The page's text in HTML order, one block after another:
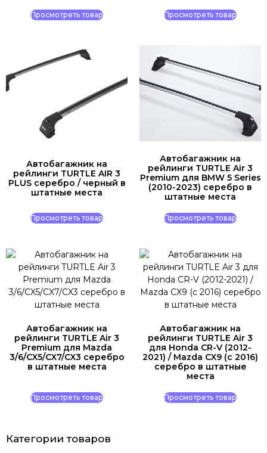
Категории товаров
Просмотреть товар Просмотреть товар
Автобагажник на
рейлинги TURTLE AIR 3
PLUS серебро / черный в
штатные места
Просмотреть товар
Автобагажник на
рейлинги TURTLE Air 3
Premium для BMW 5 Series
(2010-2023) серебро в
штатные места
Просмотреть товар
Автобагажник на
рейлинги TURTLE Air 3
Premium для Mazda
3/6/CX5/CX7/CX3 серебро
в штатные места
Просмотреть товар
Автобагажник на
рейлинги TURTLE Air 3
для Honda CR-V (2012-
2021) / Mazda CX9 (c 2016)
серебро в штатные
места
Просмотреть товар